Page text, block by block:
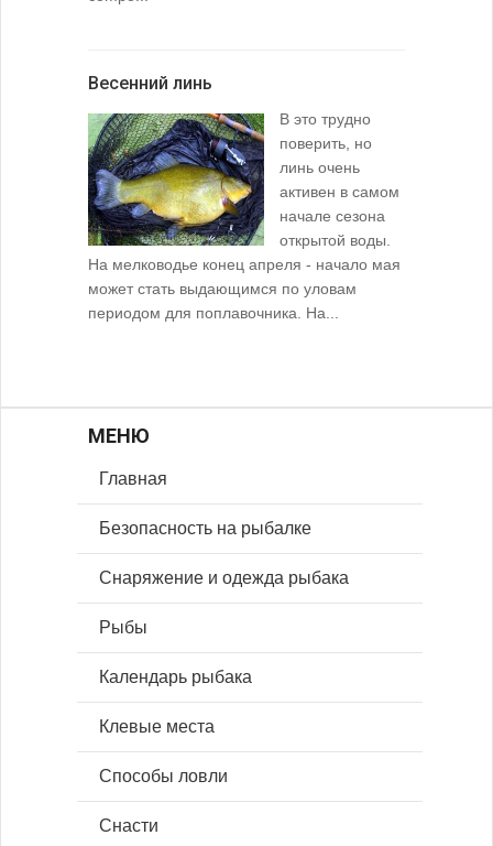
Весенний линь
В это трудно
поверить, но
линь очень
активен в самом
начале сезона
открытой воды.
На мелководье конец апреля - начало мая
может стать выдающимся по уловам
периодом для поплавочника. На...
МЕНЮ
Главная
Безопасность на рыбалке
Снаряжение и одежда рыбака
Рыбы
Календарь рыбака
Клевые места
Способы ловли
Снасти